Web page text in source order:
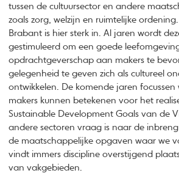
tussen de cultuursector en andere
zoals zorg, welzijn en ruimtelijke
Brabant is hier sterk in. Al jaren wordt
gestimuleerd om een goede
opdrachtgeverschap aan makers te
gelegenheid te geven zich als cultureel
ontwikkelen. De komende jaren
makers kunnen betekenen voor het
Sustainable Development Goals van de
andere sectoren vraag is naar de
de maatschappelijke opgaven waar we
vindt immers discipline overstijgend
van vakgebieden.